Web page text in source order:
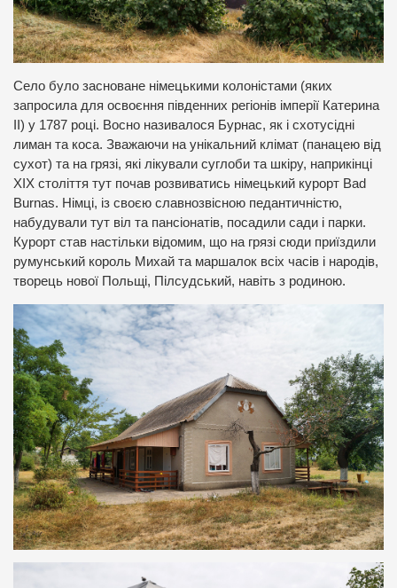
Село було засноване німецькими колоністами (яких
запросила для освоєння південних регіонів імперії Катерина
ІІ) у 1787 році. Восно називалося Бурнас, як і схотусідні
лиман та коса. Зважаючи на унікальний клімат (панацею від
сухот) та на грязі, які лікували суглоби та шкіру, наприкінці
ХІХ століття тут почав розвиватись німецький курорт Bad
Burnas. Німці, із своєю славнозвісною педантичністю,
набудували тут віл та пансіонатів, посадили сади і парки.
Курорт став настільки відомим, що на грязі сюди приїздили
румунський король Михай та маршалок всіх часів і народів,
творець нової Польщі, Пілсудський, навіть з родиною.